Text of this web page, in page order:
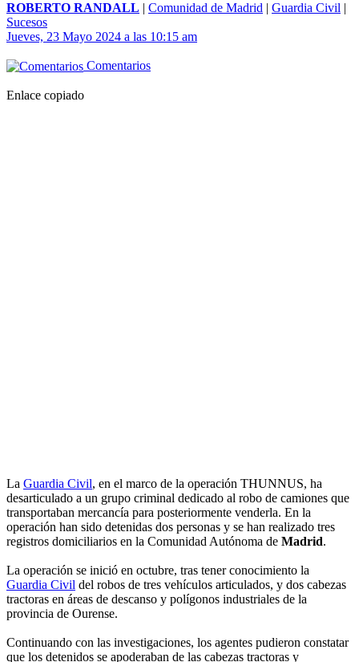
ROBERTO RANDALL | Comunidad de Madrid | Guardia Civil |
Sucesos
Jueves, 23 Mayo 2024 a las 10:15 am
Comentarios
Enlace copiado
La Guardia Civil, en el marco de la operación THUNNUS, ha
desarticulado a un grupo criminal dedicado al robo de camiones que
transportaban mercancía para posteriormente venderla. En la
operación han sido detenidas dos personas y se han realizado tres
registros domiciliarios en la Comunidad Autónoma de Madrid.
La operación se inició en octubre, tras tener conocimiento la
Guardia Civil del robos de tres vehículos articulados, y dos cabezas
tractoras en áreas de descanso y polígonos industriales de la
provincia de Ourense.
Continuando con las investigaciones, los agentes pudieron constatar
que los detenidos se apoderaban de las cabezas tractoras y